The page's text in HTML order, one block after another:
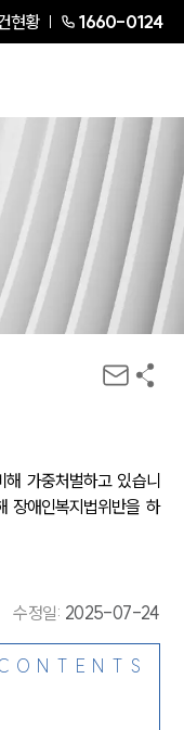
현황 1660-0124
가중처벌하고 있습니
장애인복지법위반을 하
수정일: 2025-07-24